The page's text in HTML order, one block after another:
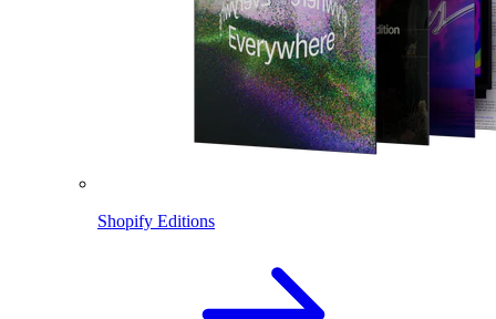
Shopify Editions